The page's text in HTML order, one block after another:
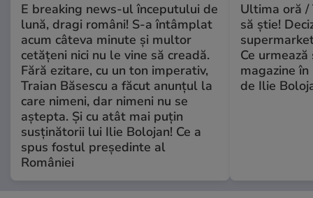
E breaking news-ul începutului de
lună, dragi români! S-a întâmplat
acum câteva minute și multor
cetățeni nici nu le vine să creadă.
Fără ezitare, cu un ton imperativ,
Traian Băsescu a făcut anunțul la
care nimeni, dar nimeni nu se
aștepta. Și cu atât mai puțin
susținătorii lui Ilie Bolojan! Ce a
spus fostul președinte al
României
Ultima oră /
să știe!
Ce
magazine
de Ilie